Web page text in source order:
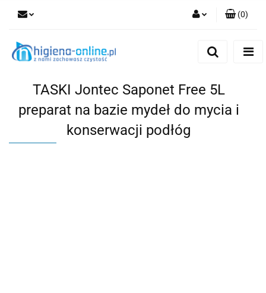
(0)
TASKI Jontec Saponet Free 5L
preparat na bazie mydeł do mycia i
konserwacji podłóg